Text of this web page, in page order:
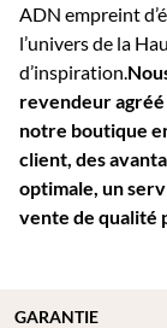
ADN empreint
l’univers de la
d’inspiration.
revendeur
notre boutique
client, des
optimale, un
vente de qualité
GARANTIE